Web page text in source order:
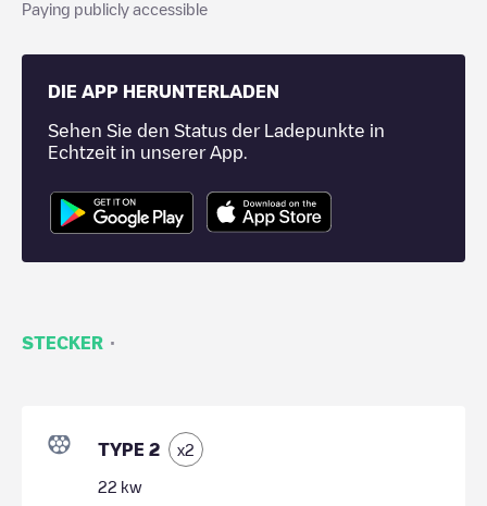
Paying publicly accessible
DIE APP HERUNTERLADEN
Sehen Sie den Status der Ladepunkte in
Echtzeit in unserer App.
STECKER ·
TYPE 2 x2
22 kw